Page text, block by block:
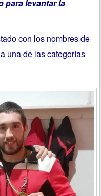
para levantar la
con los nombres de
una de las categorías